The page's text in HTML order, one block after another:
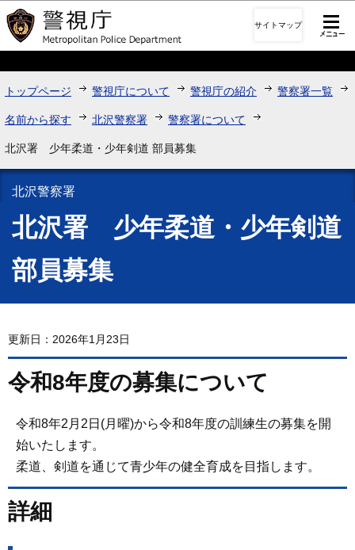
このページの本文へ移動
サイトマップ
トップページ 警視庁について 警視庁の紹介 警察署一覧
名前から探す 北沢警察署 警察署について
北沢署 少年柔道・少年剣道 部員募集
北沢警察署
北沢署 少年柔道・少年剣道
部員募集
更新日：2026年1月23日
令和8年度の募集について
令和8年2月2日(月曜)から令和8年度の訓練生の募集を開
始いたします。
柔道、剣道を通じて青少年の健全育成を目指します。
詳細